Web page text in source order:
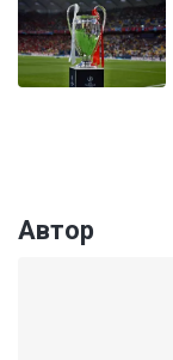
Автор